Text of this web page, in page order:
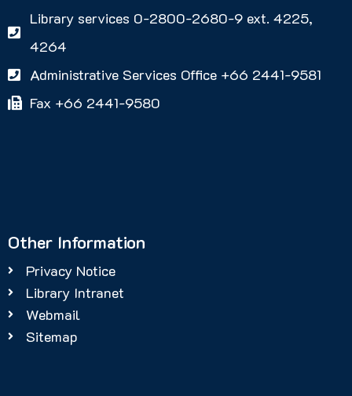
Library services 0-2800-2680-9 ext. 4225,
4264
Administrative Services Office +66 2441-9581
Fax +66 2441-9580
Other Information
Privacy Notice
Library Intranet
Webmail
Sitemap